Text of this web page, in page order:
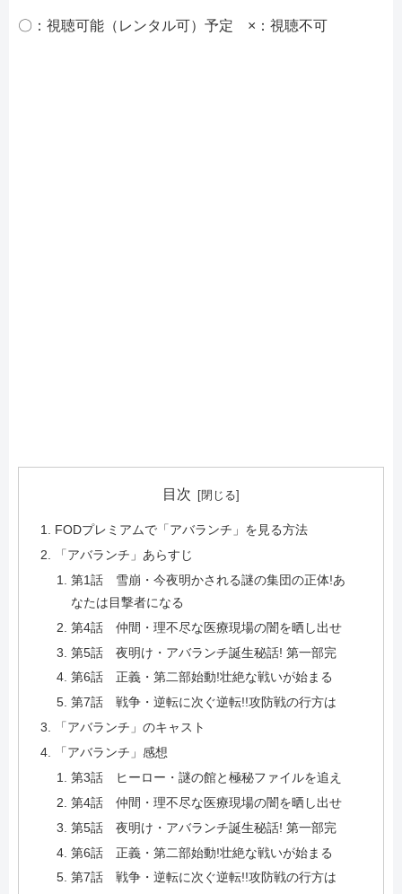
〇：視聴可能（レンタル可）予定 ×：視聴不可
目次
FODプレミアムで「アバランチ」を見る方法
「アバランチ」あらすじ
第1話 雪崩・今夜明かされる謎の集団の正体!あ
なたは目撃者になる
第4話 仲間・理不尽な医療現場の闇を晒し出せ
第5話 夜明け・アバランチ誕生秘話! 第一部完
第6話 正義・第二部始動!壮絶な戦いが始まる
第7話 戦争・逆転に次ぐ逆転!!攻防戦の行方は
「アバランチ」のキャスト
「アバランチ」感想
第3話 ヒーロー・謎の館と極秘ファイルを追え
第4話 仲間・理不尽な医療現場の闇を晒し出せ
第5話 夜明け・アバランチ誕生秘話! 第一部完
第6話 正義・第二部始動!壮絶な戦いが始まる
第7話 戦争・逆転に次ぐ逆転!!攻防戦の行方は